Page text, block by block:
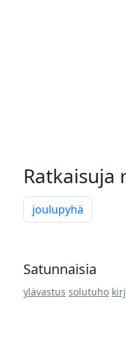
Ratkaisuja
joulupyhä
Satunnaisia
ylävastus solutuho